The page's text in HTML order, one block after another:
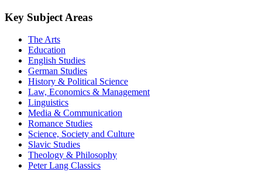
Key Subject Areas
The Arts
Education
English Studies
German Studies
History & Political Science
Law, Economics & Management
Linguistics
Media & Communication
Romance Studies
Science, Society and Culture
Slavic Studies
Theology & Philosophy
Peter Lang Classics